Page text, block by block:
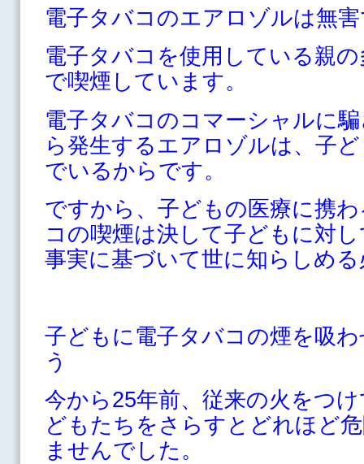
電子タバコのエアロゾルは無
電子タバコを使用している親
で喫煙しています。
電子タバコのコマーシャルに
ら発生するエアロゾルは、子
でいるからです。
ですから、子どもの医療に携
コの喫煙は決して子どもに対
事実に基づいて世に知らしめ
子どもに電子タバコの煙を吸
う
今から25年前、従来の火をつ
どもたちをさらすとどれほど
ませんでした。